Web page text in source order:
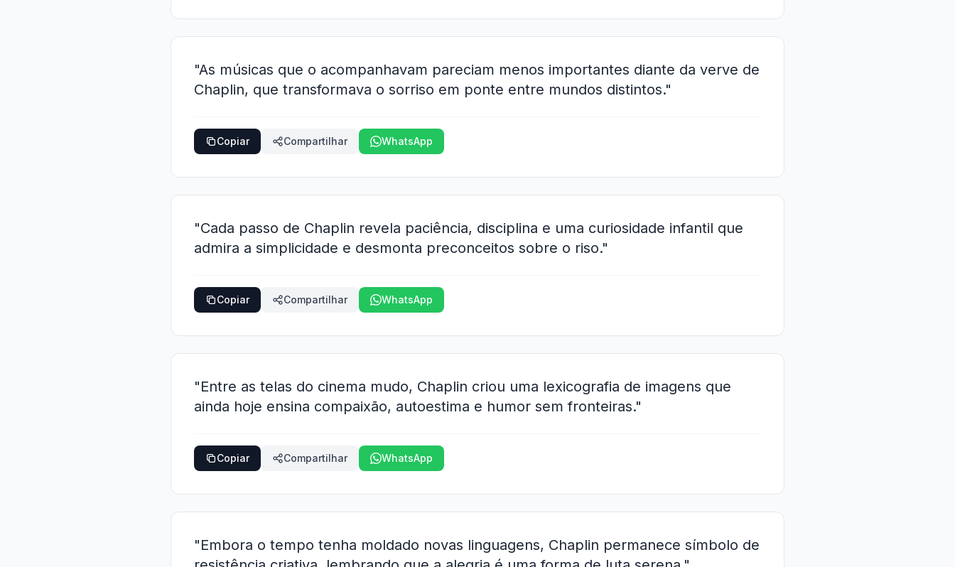
"As músicas que o acompanhavam pareciam menos importantes diante da verve de
Chaplin, que transformava o sorriso em ponte entre mundos distintos."
Copiar Compartilhar WhatsApp
"Cada passo de Chaplin revela paciência, disciplina e uma curiosidade infantil que
admira a simplicidade e desmonta preconceitos sobre o riso."
Copiar Compartilhar WhatsApp
"Entre as telas do cinema mudo, Chaplin criou uma lexicografia de imagens que
ainda hoje ensina compaixão, autoestima e humor sem fronteiras."
Copiar Compartilhar WhatsApp
"Embora o tempo tenha moldado novas linguagens, Chaplin permanece símbolo de